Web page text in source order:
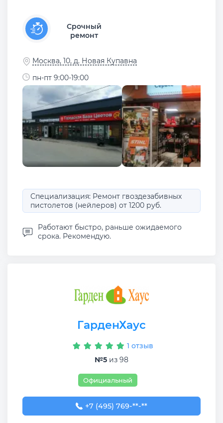
Срочный
ремонт
Москва, 10, д. Новая Купавна
пн-пт 9:00-19:00
Специализация: Ремонт гвоздезабивных
пистолетов (нейлеров) от 1200 руб.
Работают быстро, раньше ожидаемого
срока. Рекомендую.
ГарденХаус
1 отзыв
№5 из 98
Официальный
+7 (495) 769-69-20
+7 (495) 769-**-**